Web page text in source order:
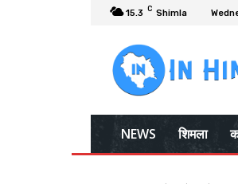
15.3 C Shimla
NEWS शिमला